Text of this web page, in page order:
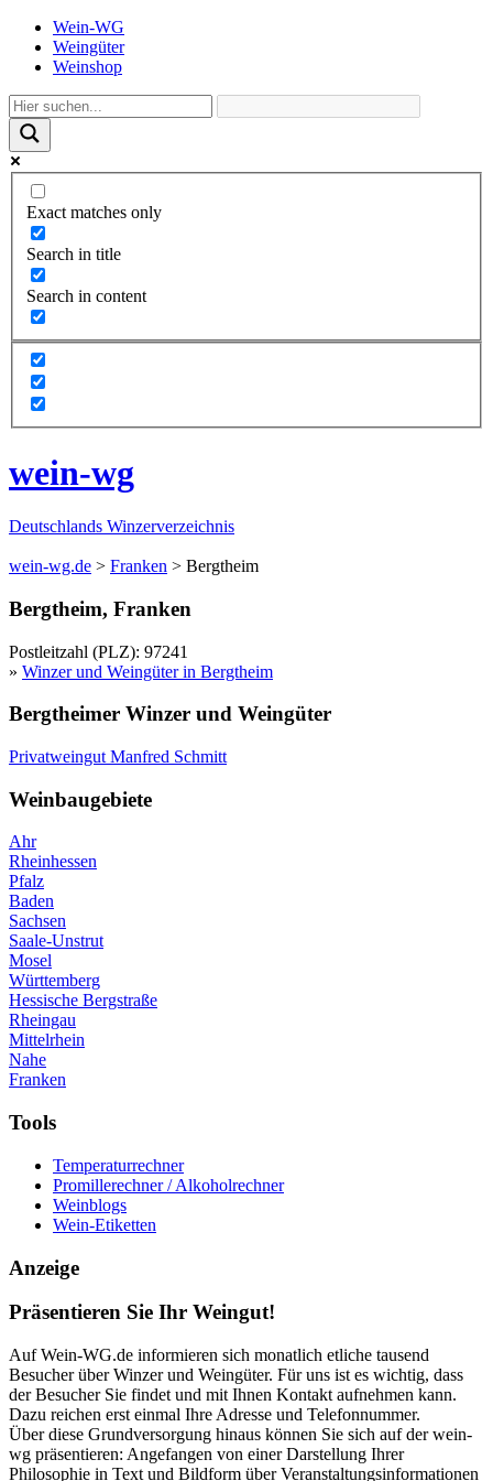
Wein-WG
Weingüter
Weinshop
Exact matches only
Search in title
Search in content
wein-wg
Deutschlands Winzerverzeichnis
wein-wg.de > Franken > Bergtheim
Bergtheim, Franken
Postleitzahl (PLZ): 97241
» Winzer und Weingüter in Bergtheim
Bergtheimer Winzer und Weingüter
Privatweingut Manfred Schmitt
Weinbaugebiete
Ahr
Rheinhessen
Pfalz
Baden
Sachsen
Saale-Unstrut
Mosel
Württemberg
Hessische Bergstraße
Rheingau
Mittelrhein
Nahe
Franken
Tools
Temperaturrechner
Promillerechner / Alkoholrechner
Weinblogs
Wein-Etiketten
Anzeige
Präsentieren Sie Ihr Weingut!
Auf Wein-WG.de informieren sich monatlich etliche tausend
Besucher über Winzer und Weingüter. Für uns ist es wichtig, dass
der Besucher Sie findet und mit Ihnen Kontakt aufnehmen kann.
Dazu reichen erst einmal Ihre Adresse und Telefonnummer.
Über diese Grundversorgung hinaus können Sie sich auf der wein-
wg präsentieren: Angefangen von einer Darstellung Ihrer
Philosophie in Text und Bildform über Veranstaltungsinformationen